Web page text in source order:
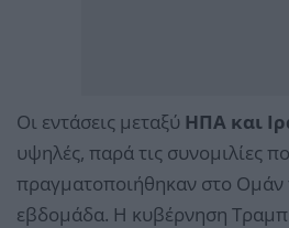
Οι εντάσεις μεταξύ ΗΠΑ και
υψηλές, παρά τις συνομιλίες
πραγματοποιήθηκαν στο Ομάν
εβδομάδα. Η κυβέρνηση Τραμπ